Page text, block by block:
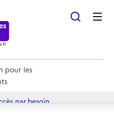
pour les
par besoin